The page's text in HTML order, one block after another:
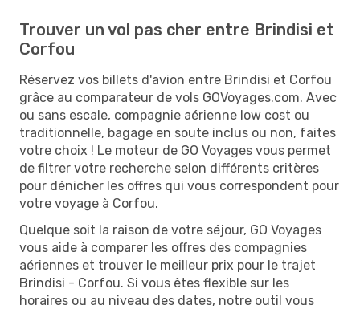
Trouver un vol pas cher entre Brindisi et
Corfou
Réservez vos billets d'avion entre Brindisi et Corfou
grâce au comparateur de vols GOVoyages.com. Avec
ou sans escale, compagnie aérienne low cost ou
traditionnelle, bagage en soute inclus ou non, faites
votre choix ! Le moteur de GO Voyages vous permet
de filtrer votre recherche selon différents critères
pour dénicher les offres qui vous correspondent pour
votre voyage à Corfou.
Quelque soit la raison de votre séjour, GO Voyages
vous aide à comparer les offres des compagnies
aériennes et trouver le meilleur prix pour le trajet
Brindisi - Corfou. Si vous êtes flexible sur les
horaires ou au niveau des dates, notre outil vous